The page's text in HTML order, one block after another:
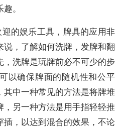
。
的娱乐工具，牌具的应用非
，了解如何洗牌，发牌和翻
，洗牌是玩牌前必不可少的步
以确保牌面的随机性和公平
中一种常见的方法是将牌堆
另一种方法是用手指轻轻推
，以达到混合的效果，不论